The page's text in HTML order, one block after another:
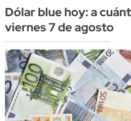
Dólar blue hoy: a
viernes 7 de agosto